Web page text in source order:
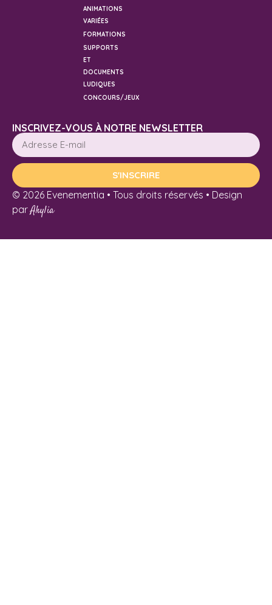
ANIMATIONS
VARIÉES
FORMATIONS
SUPPORTS
ET
DOCUMENTS
LUDIQUES
CONCOURS/JEUX
INSCRIVEZ-VOUS À NOTRE NEWSLETTER
S'INSCRIRE
© 2026 Evenementia • Tous droits réservés • Design
parAkylia